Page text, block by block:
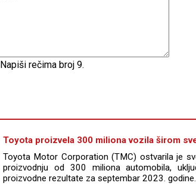
Napiši rečima broj 9.
Toyota proizvela 300 miliona vozila širom
Toyota Motor Corporation (TMC) ostvarila je
proizvodnju od 300 miliona automobila,
proizvodne rezultate za septembar 2023.